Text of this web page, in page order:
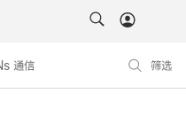
通信 筛选